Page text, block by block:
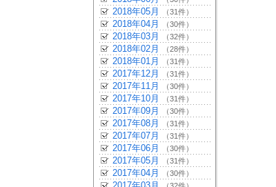
2018年05月 （31件）
2018年04月 （30件）
2018年03月 （32件）
2018年02月 （28件）
2018年01月 （31件）
2017年12月 （31件）
2017年11月 （30件）
2017年10月 （31件）
2017年09月 （30件）
2017年08月 （31件）
2017年07月 （31件）
2017年06月 （30件）
2017年05月 （31件）
2017年04月 （30件）